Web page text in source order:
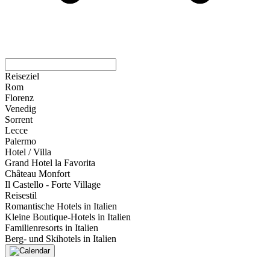
Reiseziel
Rom
Florenz
Venedig
Sorrent
Lecce
Palermo
Hotel / Villa
Grand Hotel la Favorita
Château Monfort
Il Castello - Forte Village
Reisestil
Romantische Hotels in Italien
Kleine Boutique-Hotels in Italien
Familienresorts in Italien
Berg- und Skihotels in Italien